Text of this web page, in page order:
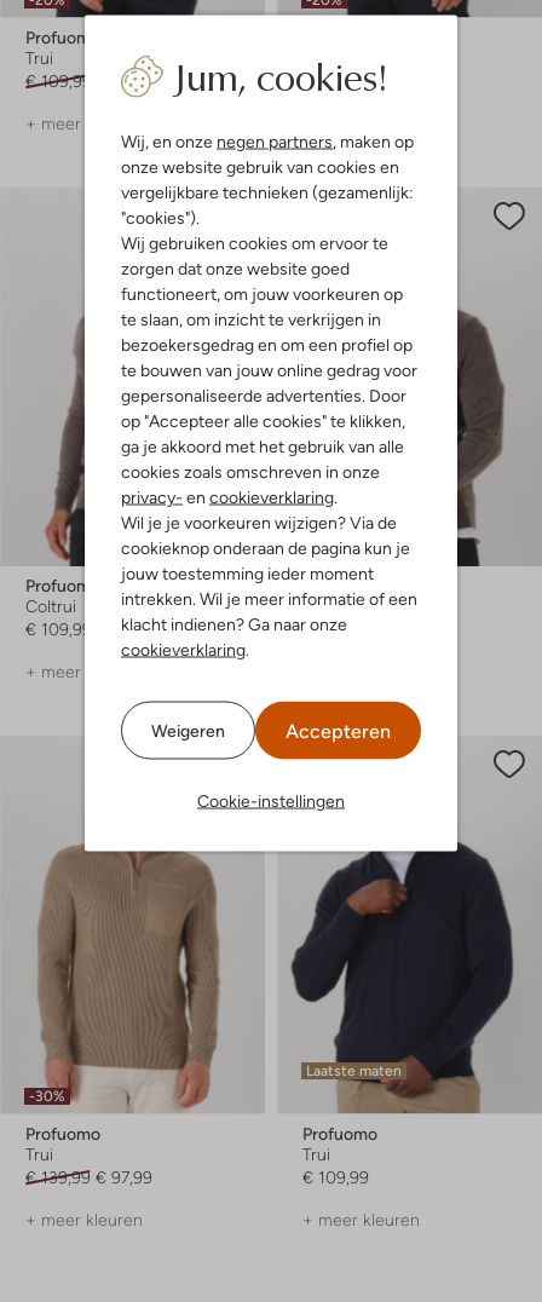
Jum, cookies!
Wij, en onze negen partners, maken op
onze website gebruik van cookies en
vergelijkbare technieken (gezamenlijk:
"cookies").
Wij gebruiken cookies om ervoor te
zorgen dat onze website goed
functioneert, om jouw voorkeuren op
te slaan, om inzicht te verkrijgen in
bezoekersgedrag en om een profiel op
te bouwen van jouw online gedrag voor
gepersonaliseerde advertenties. Door
op "Accepteer alle cookies" te klikken,
ga je akkoord met het gebruik van alle
cookies zoals omschreven in onze
privacy- en cookieverklaring.
Wil je je voorkeuren wijzigen? Via de
cookieknop onderaan de pagina kun je
jouw toestemming ieder moment
intrekken. Wil je meer informatie of een
klacht indienen? Ga naar onze
cookieverklaring.
Weigeren Accepteren
Cookie-instellingen
Profuomo
Trui
€ 109,99
€ 87,99
+ meer kleuren
€ 119,99 € 95,99
Profuomo
Coltrui
€ 109,99
+ meer kleuren
Profuomo
Trui
€ 119,99
-30%
Profuomo
Trui
€ 139,99 € 97,99
+ meer kleuren
Laatste maten
Profuomo
Trui
€ 109,99
+ meer kleuren